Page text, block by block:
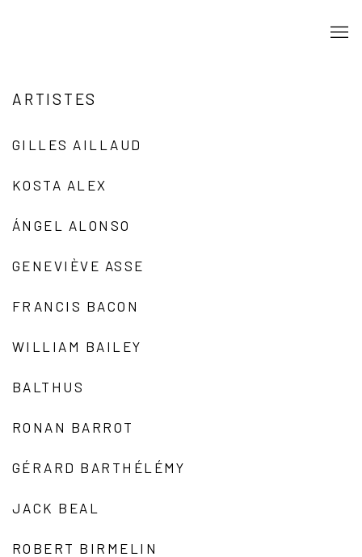
ARTISTES
GILLES AILLAUD
KOSTA ALEX
ÁNGEL ALONSO
GENEVIÈVE ASSE
FRANCIS BACON
WILLIAM BAILEY
BALTHUS
RONAN BARROT
GÉRARD BARTHÉLÉMY
JACK BEAL
ROBERT BIRMELIN